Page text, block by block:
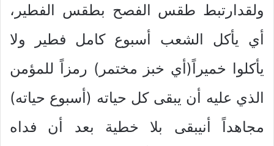
ولقدارتبط طقس الفصح بطقس الفطير،
أي يأكل الشعب أسبوع كامل فطير ولا
يأكلوا خميراً(أي خبز مختمر) رمزاً للمؤمن
الذي عليه أن يبقى كل حياته (أسبوع حياته)
مجاهداً أنيبقى بلا خطية بعد أن فداه